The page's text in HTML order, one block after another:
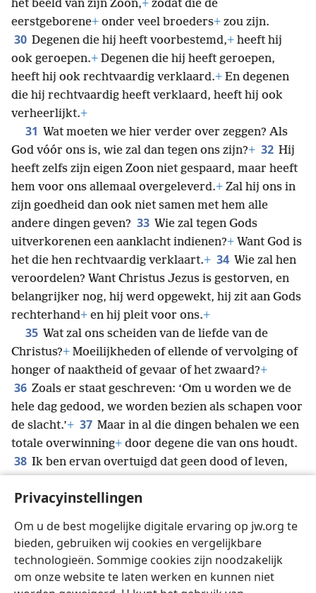
Privacyinstellingen
Om u de best mogelijke digitale ervaring op jw.org te
bieden, gebruiken wij cookies en vergelijkbare
technologieën. Sommige cookies zijn noodzakelijk
om onze website te laten werken en kunnen niet
het beeld van zijn Zoon,+ zodat die de
eerstgeborene+ onder veel broeders+ zou zijn.
30 Degenen die hij heeft voorbestemd,+ heeft hij
ook geroepen.+ Degenen die hij heeft geroepen,
heeft hij ook rechtvaardig verklaard.+ En degenen
die hij rechtvaardig heeft verklaard, heeft hij ook
verheerlijkt.+
31 Wat moeten we hier verder over zeggen? Als
God vóór ons is, wie zal dan tegen ons zijn?+ 32 Hij
heeft zelfs zijn eigen Zoon niet gespaard, maar heeft
hem voor ons allemaal overgeleverd.+ Zal hij ons in
zijn goedheid dan ook niet samen met hem alle
andere dingen geven? 33 Wie zal tegen Gods
uitverkorenen een aanklacht indienen?+ Want God is
het die hen rechtvaardig verklaart.+ 34 Wie zal hen
veroordelen? Want Christus Jezus is gestorven, en
belangrijker nog, hij werd opgewekt, hij zit aan Gods
rechterhand+ en hij pleit voor ons.+
35 Wat zal ons scheiden van de liefde van de
Christus?+ Moeilijkheden of ellende of vervolging of
honger of naaktheid of gevaar of het zwaard?+
36 Zoals er staat geschreven: ‘Om u worden we de
hele dag gedood, we worden bezien als schapen voor
de slacht.’+ 37 Maar in al die dingen behalen we een
totale overwinning+ door degene die van ons houdt.
38 Ik ben ervan overtuigd dat geen dood of leven,
dingen in de toekomst, geen krachten,
ons zal kunnen scheiden van Gods liefde in Christus
Jezus, onze Heer.